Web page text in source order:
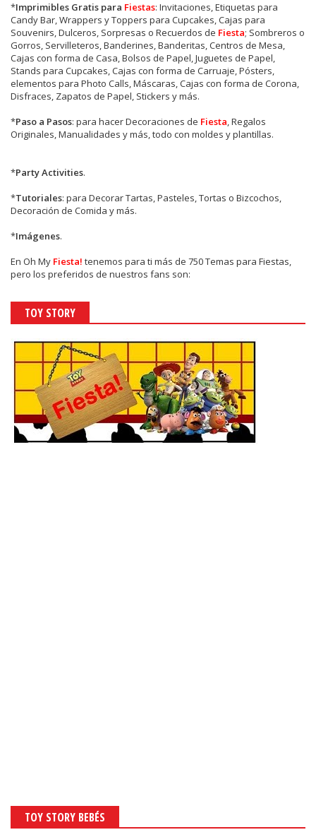
*Imprimibles Gratis para Fiestas: Invitaciones, Etiquetas para
Candy Bar, Wrappers y Toppers para Cupcakes, Cajas para
Souvenirs, Dulceros, Sorpresas o Recuerdos de Fiesta; Sombreros o
Gorros, Servilleteros, Banderines, Banderitas, Centros de Mesa,
Cajas con forma de Casa, Bolsos de Papel, Juguetes de Papel,
Stands para Cupcakes, Cajas con forma de Carruaje, Pósters,
elementos para Photo Calls, Máscaras, Cajas con forma de Corona,
Disfraces, Zapatos de Papel, Stickers y más.
*Paso a Pasos: para hacer Decoraciones de Fiesta, Regalos
Originales, Manualidades y más, todo con moldes y plantillas.
*Party Activities.
*Tutoriales: para Decorar Tartas, Pasteles, Tortas o Bizcochos,
Decoración de Comida y más.
*Imágenes.
En Oh My Fiesta! tenemos para ti más de 750 Temas para Fiestas,
pero los preferidos de nuestros fans son:
TOY STORY
TOY STORY BEBÉS